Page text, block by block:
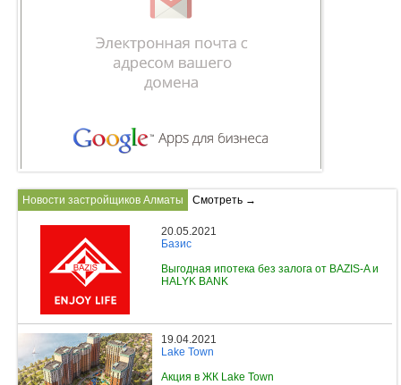
Новости застройщиков Алматы Смотреть →
20.05.2021
Базис
Выгодная ипотека без залога от BAZIS-A и
HALYK BANK
19.04.2021
Lake Town
Акция в ЖК Lake Town